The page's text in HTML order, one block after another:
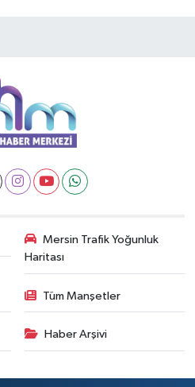
Mersin Trafik Yoğunluk
Haritası
Tüm Manşetler
Haber Arşivi